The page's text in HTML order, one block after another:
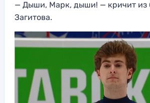
— Дыши, Марк, дыши! — кричит из
Загитова.